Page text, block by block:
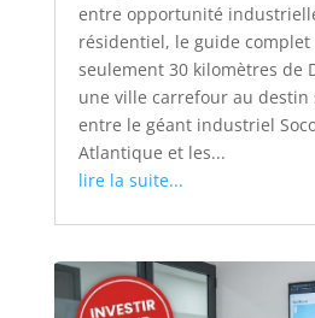
entre opportunité
résidentiel, le guide
seulement 30 kilomètres de
une ville carrefour au destin
entre le géant industriel
Atlantique et les...
lire la suite...